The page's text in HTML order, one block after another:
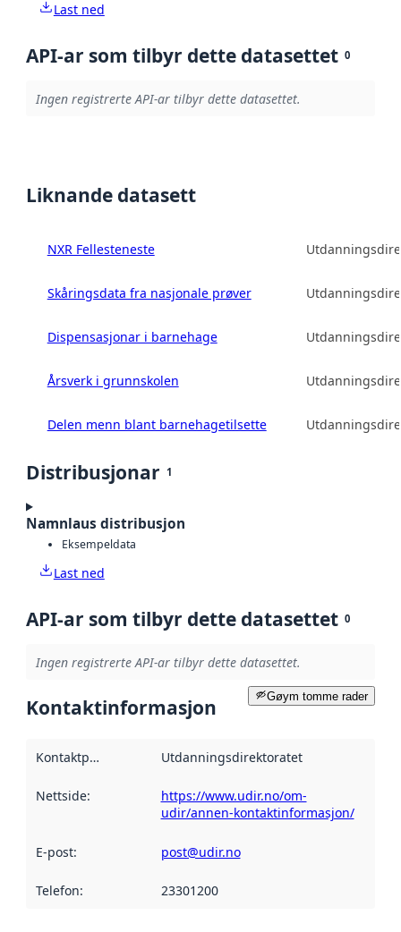
Last ned
API-ar som tilbyr dette datasettet 0
Ingen registrerte API-ar tilbyr dette datasettet.
Liknande datasett
NXR Fellesteneste
Skåringsdata fra nasjonale prøver
Dispensasjonar i barnehage
Årsverk i grunnskolen
Delen menn blant barnehagetilsette
Distribusjonar 1
Namnlaus distribusjon
Eksempeldata
Last ned
API-ar som tilbyr dette datasettet 0
Ingen registrerte API-ar tilbyr dette datasettet.
Gøym tomme rader
Kontaktinformasjon
Kontaktpunkt Utdanningsdirektoratet
Nettside:
https://www.udir.no/om-
udir/annen-kontaktinformasjon/
E-post: post@udir.no
Telefon: 23301200